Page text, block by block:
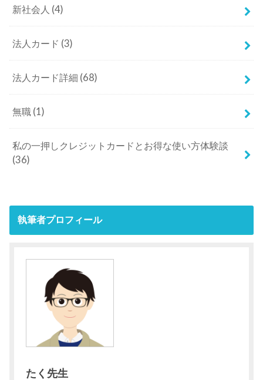
新社会人 (4)
法人カード (3)
法人カード詳細 (68)
無職 (1)
私の一押しクレジットカードとお得な使い方体験談
(36)
執筆者プロフィール
たく先生